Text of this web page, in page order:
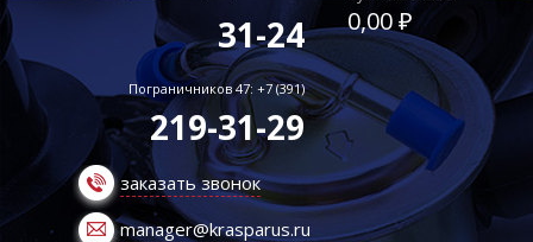
31-24
Пограничников 47: +7 (391)
219-31-29
заказать звонок
manager@krasparus.ru
0,00 ₽